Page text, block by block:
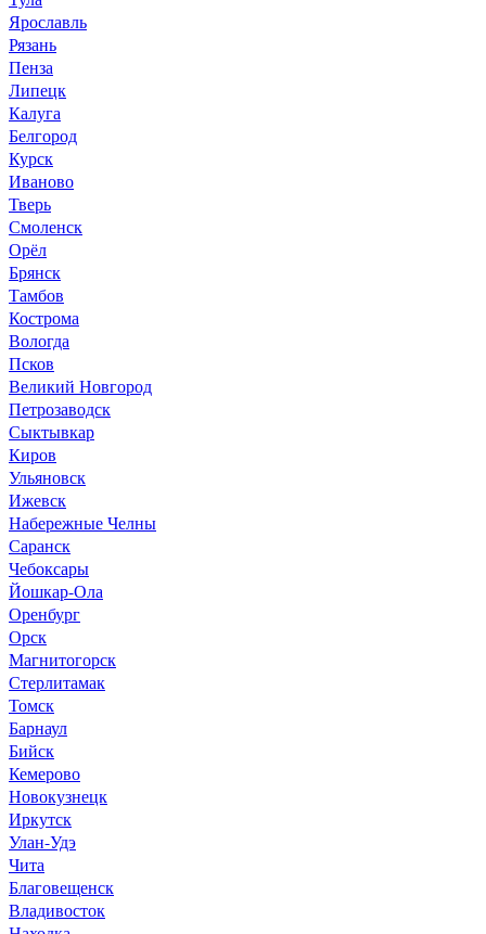
Ярославль
Рязань
Пенза
Липецк
Калуга
Белгород
Курск
Иваново
Тверь
Смоленск
Орёл
Брянск
Тамбов
Кострома
Вологда
Псков
Великий Новгород
Петрозаводск
Сыктывкар
Киров
Ульяновск
Ижевск
Набережные Челны
Саранск
Чебоксары
Йошкар-Ола
Оренбург
Орск
Магнитогорск
Стерлитамак
Томск
Барнаул
Бийск
Кемерово
Новокузнецк
Иркутск
Улан-Удэ
Чита
Благовещенск
Владивосток